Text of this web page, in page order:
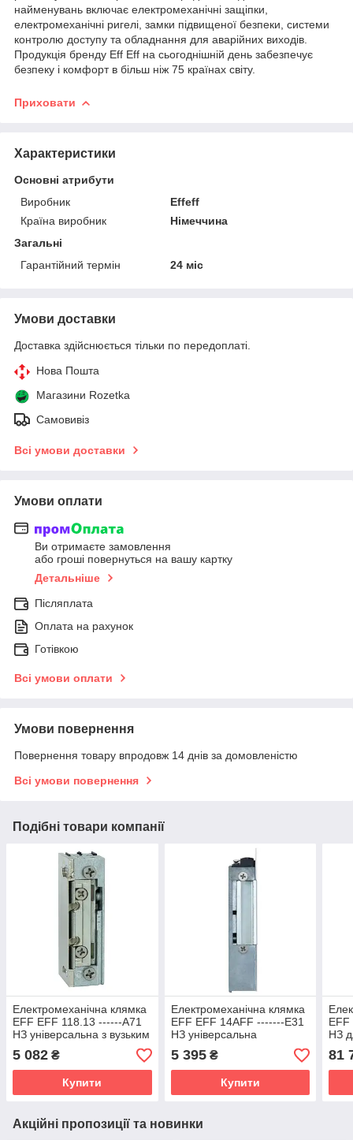
найменувань включає електромеханічні защіпки,
електромеханічні ригелі, замки підвищеної безпеки, системи
контролю доступу та обладнання для аварійних виходів.
Продукція бренду Eff Eff на сьогоднішній день забезпечує
безпеку і комфорт в більш ніж 75 країнах світу.
Приховати
Характеристики
Основні атрибути
Виробник
Effeff
Країна виробник
Німеччина
Загальні
Гарантійний термін
24 міс
Умови доставки
Доставка здійснюється тільки по передоплаті.
Нова Пошта
Магазини Rozetka
Самовивіз
Всі умови доставки
Умови оплати
Ви отримаєте замовлення
або гроші повернуться на вашу картку
Детальніше
Післяплата
Оплата на рахунок
Готівкою
Всі умови оплати
Умови повернення
Повернення товару впродовж 14 днів за домовленістю
Всі умови повернення
Подібні товари компанії
Електромеханічна клямка
EFF EFF 118.13 ------A71
НЗ універсальна з вузьким
5 082 ₴
Купити
Електромеханічна клямка
EFF EFF 14AFF -------E31
НЗ універсальна
5 395₴
Купити
НЗ
81
Акційні пропозиції та новинки